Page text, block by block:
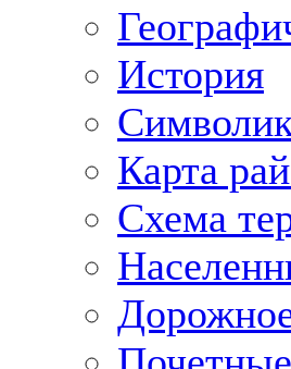
История
Карта
Схема